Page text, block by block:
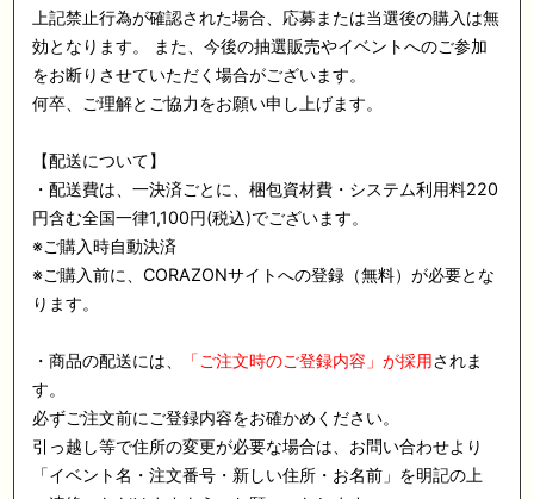
上記禁止行為が確認された場合、応募または当選後の購入は無
効となります。 また、今後の抽選販売やイベントへのご参加
をお断りさせていただく場合がございます。
何卒、ご理解とご協力をお願い申し上げます。
【配送について】
・配送費は、一決済ごとに、梱包資材費・システム利用料220
円含む全国一律1,100円(税込)でございます。
※ご購入時自動決済
※ご購入前に、CORAZONサイトへの登録（無料）が必要とな
ります。
・商品の配送には、 「ご注文時のご登録内容」が採用されま
す。
必ずご注文前にご登録内容をお確かめください。
引っ越し等で住所の変更が必要な場合は、お問い合わせより
「イベント名・注文番号・新しい住所・お名前」を明記の上